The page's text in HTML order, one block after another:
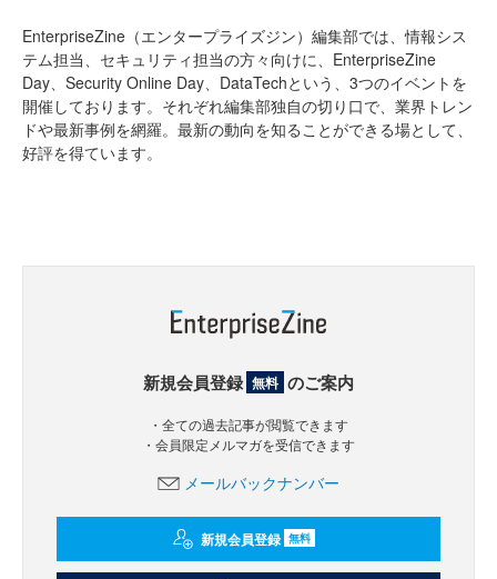
EnterpriseZine（エンタープライズジン）編集部では、情報シス
テム担当、セキュリティ担当の方々向けに、EnterpriseZine
Day、Security Online Day、DataTechという、3つのイベントを
開催しております。それぞれ編集部独自の切り口で、業界トレン
ドや最新事例を網羅。最新の動向を知ることができる場として、
好評を得ています。
新規会員登録 無料 のご案内
・全ての過去記事が閲覧できます
・会員限定メルマガを受信できます
メールバックナンバー
新規会員登録 無料